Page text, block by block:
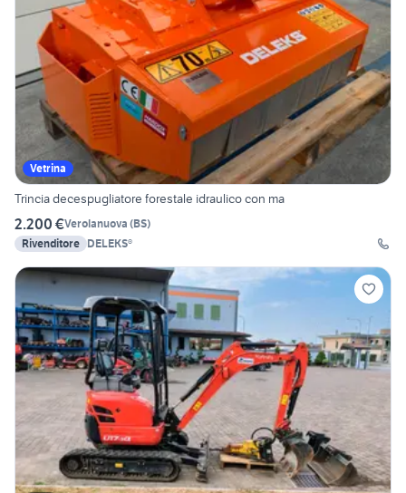
Vetrina
Trincia decespugliatore forestale idraulico con ma
2.200 €Verolanuova (BS)
Rivenditore DELEKS®